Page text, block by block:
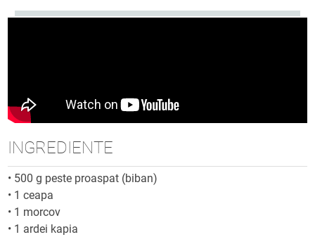
INGREDIENTE
• 500 g peste proaspat (biban)
• 1 ceapa
• 1 morcov
• 1 ardei kapia